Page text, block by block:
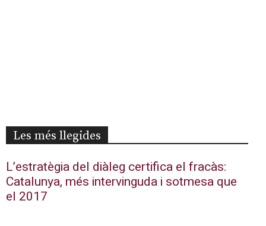
Les més llegides
L’estratègia del diàleg certifica el fracàs:
Catalunya, més intervinguda i sotmesa que
el 2017